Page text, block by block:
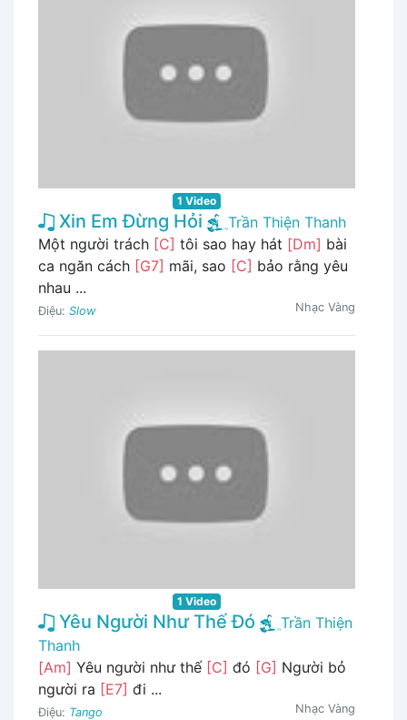
1 Video
Xin Em Đừng Hỏi
Trần Thiện Thanh
Một người trách [C] tôi sao hay hát [Dm] bài
ca ngăn cách [G7] mãi, sao [C] bảo rằng yêu
nhau ...
Điệu: Slow Nhạc Vàng
1 Video
Yêu Người Như Thế Đó
Trần Thiện
Thanh
[Am] Yêu người như thế [C] đó [G] Người bỏ
người ra [E7] đi ...
Điệu: Tango Nhạc Vàng